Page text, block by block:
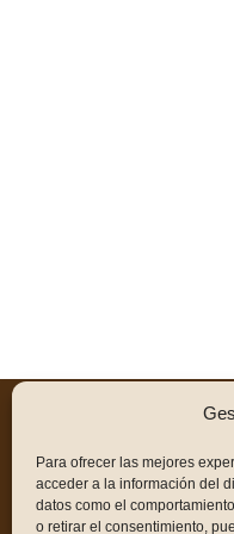
Para ofrecer las mejores
acceder a la información del
datos como el
o retirar el consentimiento,